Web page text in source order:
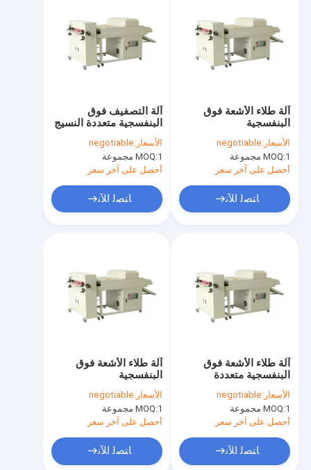
حول بنا
جولة في المعمل
طلب اقتباس
آلة التصفيف فوق
البنفسجية متعددة النسيج
الأسعار:negotiable
MOQ:1 مجموعة
أحصل على آخر سعر
ﺎﺘﺼﻟ ﺍﻶﻧ
آلة طلاء الأشعة فوق
البنفسجية
الأسعار:negotiable
MOQ:1 مجموعة
أحصل على آخر سعر
ﺎﺘﺼﻟ ﺍﻶﻧ
آلة طلاء الأشعة فوق
البنفسجية
الأسعار:negotiable
MOQ:1 مجموعة
أحصل على آخر سعر
ﺎﺘﺼﻟ ﺍﻶﻧ
آلة طلاء الأشعة فوق
البنفسجية متعددة
الملمس
الأسعار:negotiable
MOQ:1 مجموعة
أحصل على آخر سعر
ﺎﺘﺼﻟ ﺍﻶﻧ